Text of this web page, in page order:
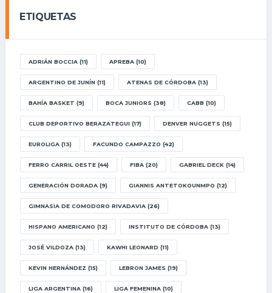
ETIQUETAS
ADRIÁN BOCCIA (11) APREBA (10)
ARGENTINO DE JUNÍN (11) ATENAS DE CÓRDOBA (13)
BAHÍA BASKET (9) BOCA JUNIORS (38) CABB (10)
CLUB DEPORTIVO BERAZATEGUI (17) DENVER NUGGETS (15)
EUROLIGA (13) FACUNDO CAMPAZZO (42)
FERRO CARRIL OESTE (44) FIBA (20) GABRIEL DECK (14)
GENERACIÓN DORADA (9) GIANNIS ANTETOKOUNMPO (12)
GIMNASIA DE COMODORO RIVADAVIA (26)
HISPANO AMERICANO (12) INSTITUTO DE CÓRDOBA (13)
JOSÉ VILDOZA (13) KAWHI LEONARD (11)
KEVIN HERNÁNDEZ (15) LEBRON JAMES (19)
LIGA ARGENTINA (16) LIGA FEMENINA (10)